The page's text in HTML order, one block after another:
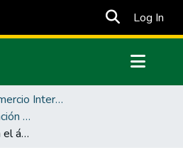
Log In
Facultad de Comercio Internacional, Integración, Administración y Economía Empresarial
Carrera de Administración de Empresas y Marketing
Análisis situacional en el ámbito laboral, operacional y comercial de las empresas del cantón Montúfar a consecuencia del Covid-19